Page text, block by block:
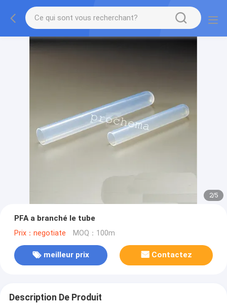
2/5
PFA a branché le tube
Prix：negotiate MOQ：100m
meilleur prix Contactez
Description De Produit